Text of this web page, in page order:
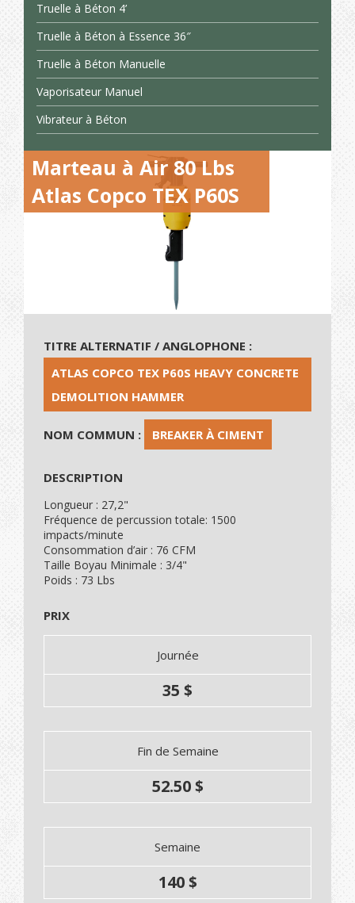
Truelle à Béton 4’
Truelle à Béton à Essence 36″
Truelle à Béton Manuelle
Vaporisateur Manuel
Vibrateur à Béton
Marteau à Air 80 Lbs
Atlas Copco TEX P60S
TITRE ALTERNATIF / ANGLOPHONE :
ATLAS COPCO TEX P60S HEAVY CONCRETE
DEMOLITION HAMMER
NOM COMMUN : BREAKER À CIMENT
DESCRIPTION
Longueur : 27,2"
Fréquence de percussion totale: 1500
impacts/minute
Consommation d’air : 76 CFM
Taille Boyau Minimale : 3/4"
Poids : 73 Lbs
PRIX
Journée
35 $
Fin de Semaine
52.50 $
Semaine
140 $